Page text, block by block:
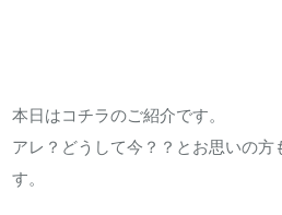
本日はコチラのご紹介です。
アレ？どうして今？？とお思いの方
す。